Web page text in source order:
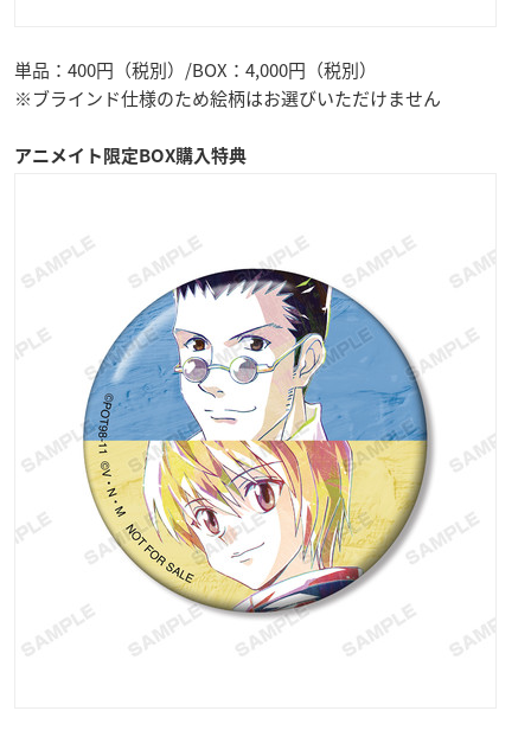
単品：400円（税別）/BOX：4,000円（税別）
※ブラインド仕様のため絵柄はお選びいただけません
アニメイト限定BOX購入特典